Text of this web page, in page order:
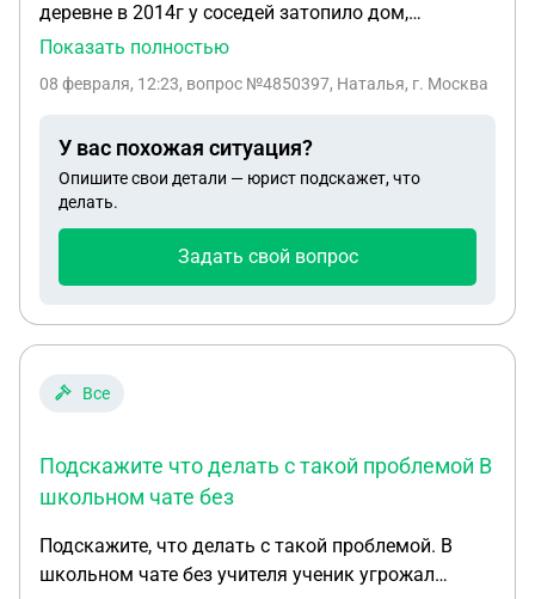
деревне в 2014г у соседей затопило дом,
полностью, были какие-то выплаты, но вот два
одна и дом стал рушиться. Подскажите образец
она чего-то выхлопотать или признать дом не
жизнеспособным? И что делать дальше?
Показать полностью
08 февраля, 12:23, вопрос №4850397, Наталья, г. Москва
У вас похожая ситуация?
Опишите свои детали — юрист подскажет, что
делать.
Задать свой вопрос
Все
Подскажите что делать с такой проблемой В
школьном чате без
Подскажите, что делать с такой проблемой. В
школьном чате без учителя ученик угрожал